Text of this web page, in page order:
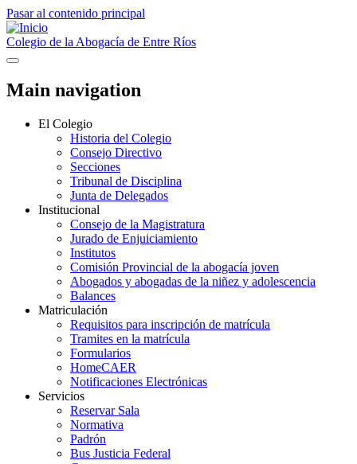
Pasar al contenido principal
Colegio de la Abogacía de Entre Ríos
Main navigation
El Colegio
Historia del Colegio
Consejo Directivo
Secciones
Tribunal de Disciplina
Junta de Delegados
Institucional
Consejo de la Magistratura
Jurado de Enjuiciamiento
Institutos
Comisión Provincial de la abogacía joven
Abogados y abogadas de la niñez y adolescencia
Balances
Matriculación
Requisitos para inscripción de matrícula
Tramites en la matrícula
Formularios
HomeCAER
Notificaciones Electrónicas
Servicios
Reservar Sala
Normativa
Padrón
Bus Justicia Federal